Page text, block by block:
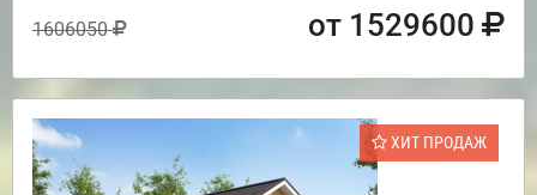
1606050 от 1529600
ХИТ ПРОДАЖ